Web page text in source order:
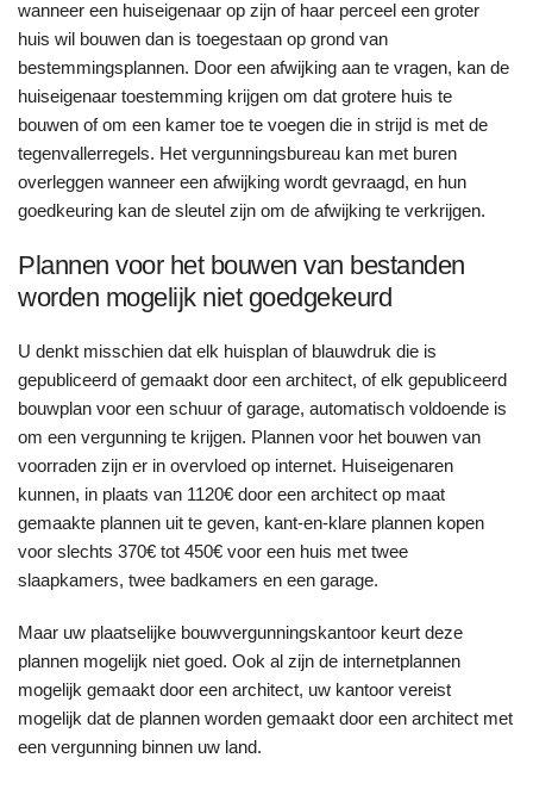
wanneer een huiseigenaar op zijn of haar perceel een groter
huis wil bouwen dan is toegestaan op grond van
bestemmingsplannen. Door een afwijking aan te vragen, kan de
huiseigenaar toestemming krijgen om dat grotere huis te
bouwen of om een kamer toe te voegen die in strijd is met de
tegenvallerregels. Het vergunningsbureau kan met buren
overleggen wanneer een afwijking wordt gevraagd, en hun
goedkeuring kan de sleutel zijn om de afwijking te verkrijgen.
Plannen voor het bouwen van bestanden
worden mogelijk niet goedgekeurd
U denkt misschien dat elk huisplan of blauwdruk die is
gepubliceerd of gemaakt door een architect, of elk gepubliceerd
bouwplan voor een schuur of garage, automatisch voldoende is
om een vergunning te krijgen. Plannen voor het bouwen van
voorraden zijn er in overvloed op internet. Huiseigenaren
kunnen, in plaats van 1120€ door een architect op maat
gemaakte plannen uit te geven, kant-en-klare plannen kopen
voor slechts 370€ tot 450€ voor een huis met twee
slaapkamers, twee badkamers en een garage.
Maar uw plaatselijke bouwvergunningskantoor keurt deze
plannen mogelijk niet goed. Ook al zijn de internetplannen
mogelijk gemaakt door een architect, uw kantoor vereist
mogelijk dat de plannen worden gemaakt door een architect met
een vergunning binnen uw land.